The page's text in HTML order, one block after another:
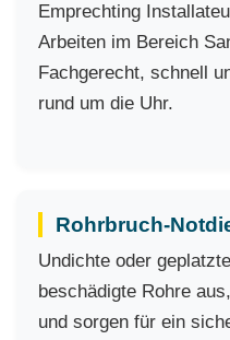
Emprechting
Arbeiten im Bereich
Fachgerecht, schnell
rund um die Uhr.
Rohrbruch-
Undichte oder
beschädigte Rohre
und sorgen für ein